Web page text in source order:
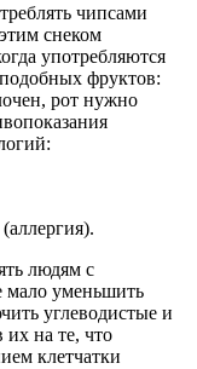
чипсами
снеком
употребляются
фруктов:
рот нужно
людям с
мало уменьшить
углеводистые и
на те, что
клетчатки